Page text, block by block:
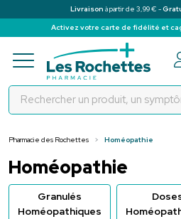
Livraison à partir de 3,99 € -
Activez votre carte de fidélité et
Pharmacie des Rochettes Homéopathie
Homéopathie
Granulés
Homéopathiques